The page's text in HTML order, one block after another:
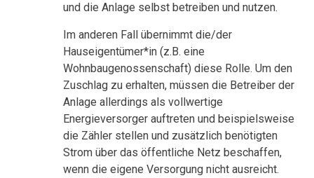
und die Anlage selbst betreiben und nutzen.
Im anderen Fall übernimmt die/der
Hauseigentümer*in (z.B. eine
Wohnbaugenossenschaft) diese Rolle. Um den
Zuschlag zu erhalten, müssen die Betreiber der
Anlage allerdings als vollwertige
Energieversorger auftreten und beispielsweise
die Zähler stellen und zusätzlich benötigten
Strom über das öffentliche Netz beschaffen,
wenn die eigene Versorgung nicht ausreicht.